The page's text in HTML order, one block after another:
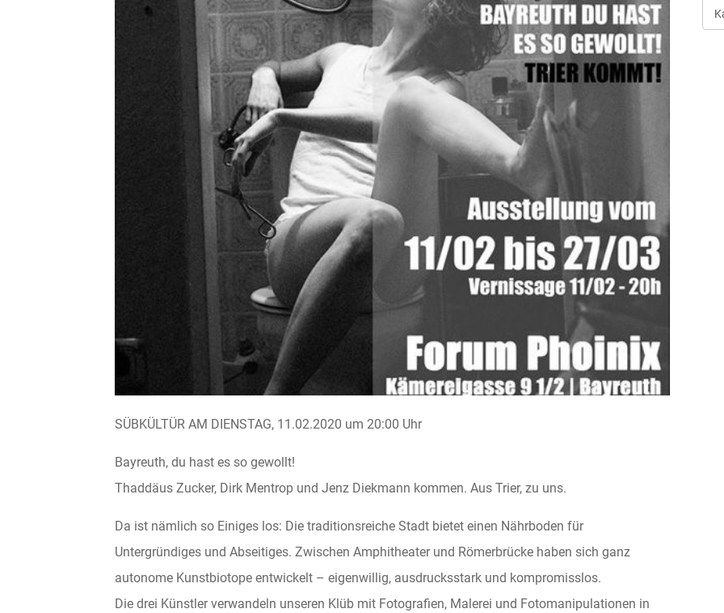
SÜBKÜLTÜR AM DIENSTAG, 11.02.2020 um 20:00 Uhr
Bayreuth, du hast es so gewollt!
Thaddäus Zucker, Dirk Mentrop und Jenz Diekmann kommen. Aus Trier, zu uns.
Da ist nämlich so Einiges los: Die traditionsreiche Stadt bietet einen Nährboden für
Untergründiges und Abseitiges. Zwischen Amphitheater und Römerbrücke haben sich ganz
autonome Kunstbiotope entwickelt – eigenwillig, ausdrucksstark und kompromisslos.
Die drei Künstler verwandeln unseren Klüb mit Fotografien, Malerei und Fotomanipulationen in
Art
der